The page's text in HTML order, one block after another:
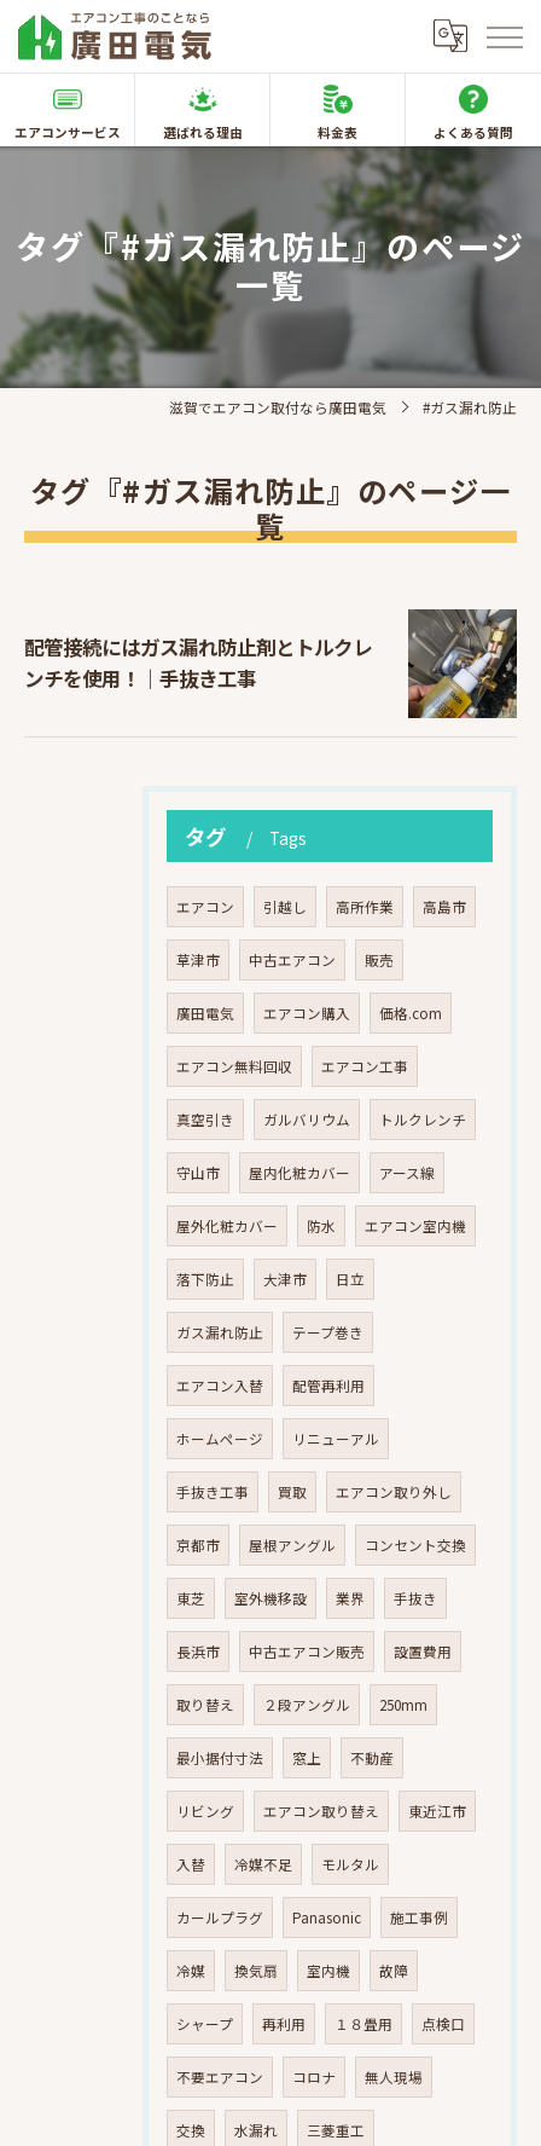
エアコンサービス 選ばれる理由 料金表 よくある質問
タグ『#ガス漏れ防止』のページ
一覧
滋賀でエアコン取付なら廣田電気 #ガス漏れ防止
タグ『#ガス漏れ防止』のページ一
覧
配管接続にはガス漏れ防止剤とトルクレ
ンチを使用！｜手抜き工事
タグ Tags
エアコン 引越し 高所作業 高島市
草津市 中古エアコン 販売
廣田電気 エアコン購入 価格.com
エアコン無料回収 エアコン工事
真空引き ガルバリウム トルクレンチ
守山市 屋内化粧カバー アース線
屋外化粧カバー 防水 エアコン室内機
落下防止 大津市 日立
ガス漏れ防止 テープ巻き
エアコン入替 配管再利用
ホームページ リニューアル
手抜き工事 買取 エアコン取り外し
京都市 屋根アングル コンセント交換
東芝 室外機移設 業界 手抜き
長浜市 中古エアコン販売 設置費用
取り替え ２段アングル 250mm
最小据付寸法 窓上 不動産
リビング エアコン取り替え 東近江市
入替 冷媒不足 モルタル
カールプラグ Panasonic 施工事例
冷媒 換気扇 室内機 故障
シャープ 再利用 １８畳用 点検口
不要エアコン コロナ 無人現場
交換 水漏れ 三菱重工